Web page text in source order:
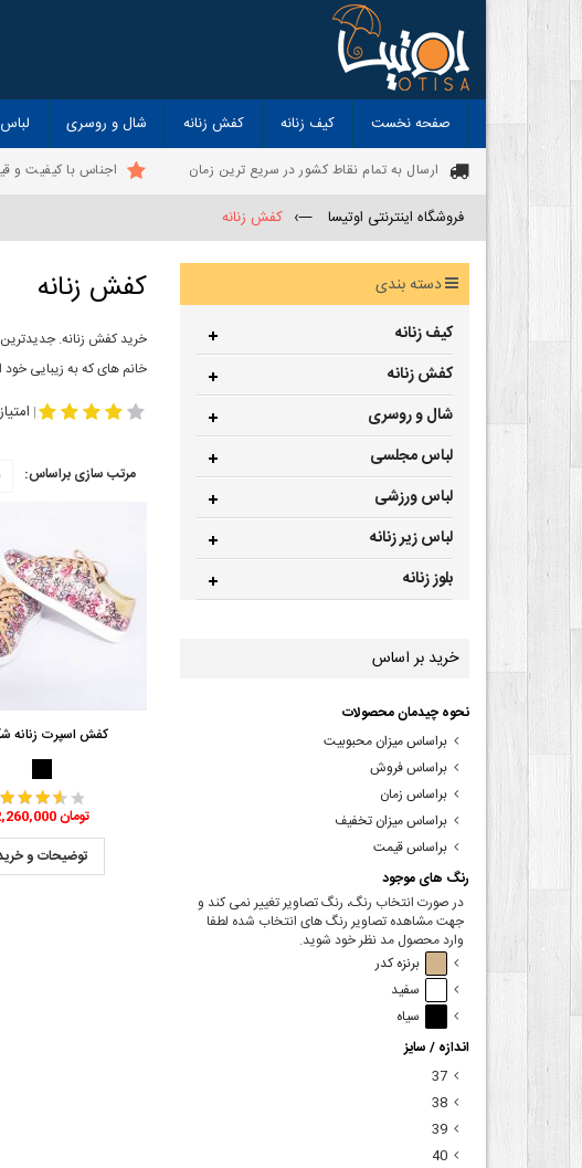
صفحه نخست کیف زنانه کفش زنانه شال و روسری
ارسال به تمام نقاط کشور در سریع ترین زمان اجناس با کیفیت و
فروشگاه اینترنتی اوتیسا —› کفش زنانه
کفش زنانه
خرید کفش زنانه.
خانم های که به زیبایی
| امتیاز 3.6 از 5
مرتب سازی براساس:
کفش اسپرت زنانه
2,260,000 تومان
توضیحات و
دسته بندی
کیف زنانه
کفش زنانه
شال و روسری
لباس مجلسی
لباس ورزشی
لباس زیر زنانه
بلوز زنانه
خرید بر اساس
نحوه چیدمان محصولات
براساس میزان محبوبیت
براساس فروش
براساس زمان
براساس میزان تخفیف
براساس قیمت
رنگ های موجود
در صورت انتخاب رنگ، رنگ تصاویر تغییر نمی کند و
جهت مشاهده تصاویر رنگ های انتخاب شده لطفا
وارد محصول مد نظر خود شوید.
برنزه کدر
سفید
سیاه
اندازه / سایز
37
38
39
40